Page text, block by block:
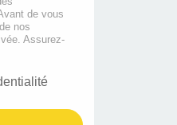
de vous
nos
Assurez-